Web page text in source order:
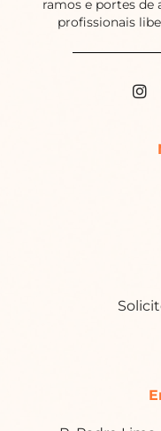
ramos e portes de
profissionais